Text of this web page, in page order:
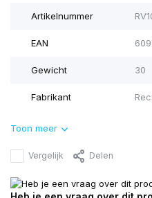
Artikelnummer
EAN
Gewicht 30
Fabrikant
Toon meer
Vergelijk Delen